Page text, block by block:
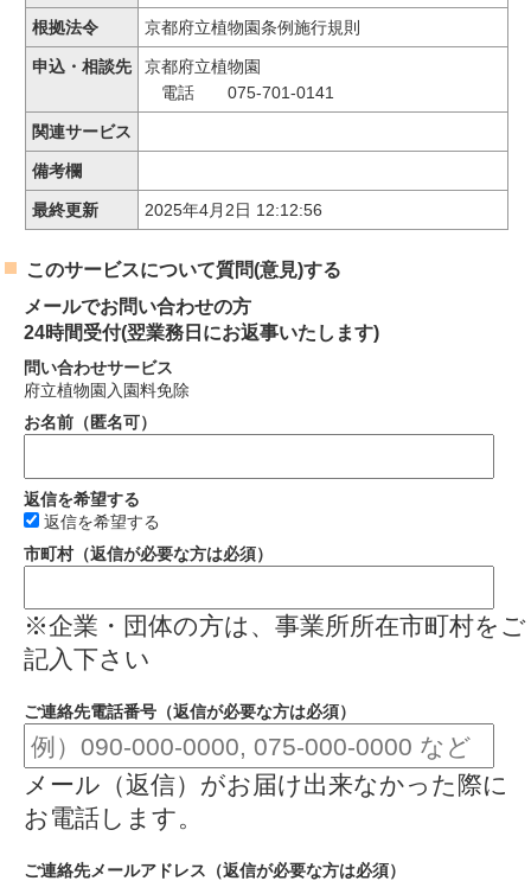
根拠法令 京都府立植物園条例施行規則
申込・相談先
京都府立植物園
電話 075-701-0141
関連サービス
備考欄
最終更新 2025年4月2日 12:12:56
このサービスについて質問(意見)する
メールでお問い合わせの方
24時間受付(翌業務日にお返事いたします)
問い合わせサービス
府立植物園入園料免除
お名前（匿名可）
返信を希望する
返信を希望する
市町村（返信が必要な方は必須）
※企業・団体の方は、事業所所在市町村をご
記入下さい
ご連絡先電話番号（返信が必要な方は必須）
メール（返信）がお届け出来なかった際に
お電話します。
ご連絡先メールアドレス（返信が必要な方は必須）